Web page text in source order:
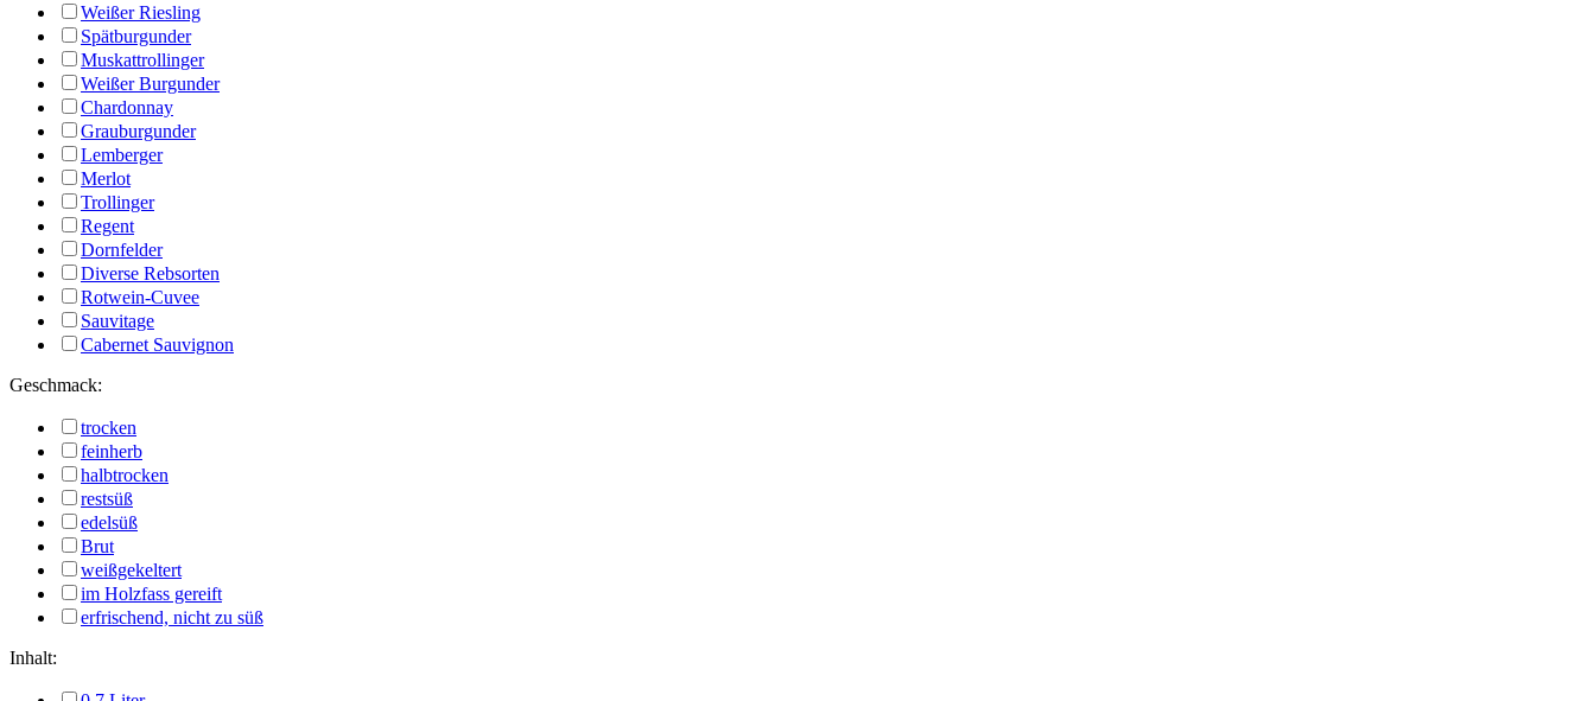
Weißer Riesling
Spätburgunder
Muskattrollinger
Weißer Burgunder
Chardonnay
Grauburgunder
Lemberger
Merlot
Trollinger
Regent
Dornfelder
Diverse Rebsorten
Rotwein-Cuvee
Sauvitage
Cabernet Sauvignon
Geschmack:
trocken
feinherb
halbtrocken
restsüß
edelsüß
Brut
weißgekeltert
im Holzfass gereift
erfrischend, nicht zu süß
Inhalt: